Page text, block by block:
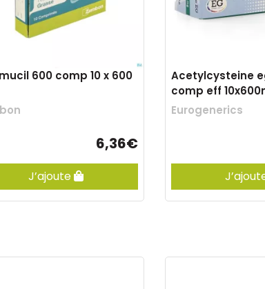
600 comp 10 x 600
6,36€
J’ajoute
Acetylcysteine
comp eff
Eurogenerics